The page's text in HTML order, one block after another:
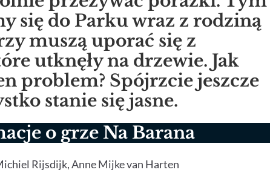
się do Parku wraz z rodziną
muszą uporać się z
utknęły na drzewie. Jak
problem? Spójrzcie jeszcze
stanie się jasne.
o grze Na Barana
Rijsdijk, Anne Mijke van Harten